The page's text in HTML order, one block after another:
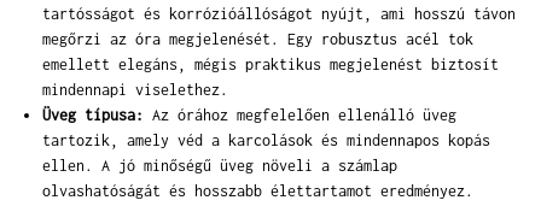
tartósságot és korrózióállóságot nyújt, ami hosszú távon
megőrzi az óra megjelenését. Egy robusztus acél tok
emellett elegáns, mégis praktikus megjelenést biztosít
mindennapi viselethez.
Üveg típusa: Az órához megfelelően ellenálló üveg
tartozik, amely véd a karcolások és mindennapos kopás
ellen. A jó minőségű üveg növeli a számlap
olvashatóságát és hosszabb élettartamot eredményez.